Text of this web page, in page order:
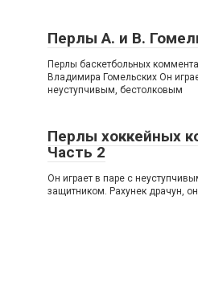
Перлы А. и В.
Перлы баскетбольных
Владимира Гомельских Он
неуступчивым, бестолковым
Перлы хоккейных
Часть 2
Он играет в паре с
защитником. Рахунек драчун,